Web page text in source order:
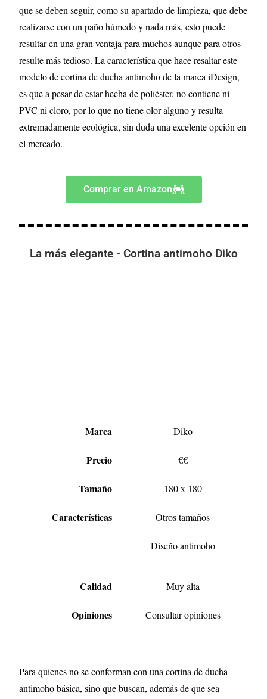
que se deben seguir, como su apartado de limpieza, que debe
realizarse con un paño húmedo y nada más, esto puede
resultar en una gran ventaja para muchos aunque para otros
resulte más tedioso. La característica que hace resaltar este
modelo de cortina de ducha antimoho de la marca iDesign,
es que a pesar de estar hecha de poliéster, no contiene ni
PVC ni cloro, por lo que no tiene olor alguno y resulta
extremadamente ecológica, sin duda una excelente opción en
el mercado.
Comprar en Amazon
La más elegante - Cortina antimoho Diko
Marca Diko
Precio €€
Tamaño 180 x 180
Características Otros tamaños
Diseño antimoho
Calidad Muy alta
Opiniones Consultar opiniones
Para quienes no se conforman con una cortina de ducha
antimoho básica, sino que buscan, además de que sea